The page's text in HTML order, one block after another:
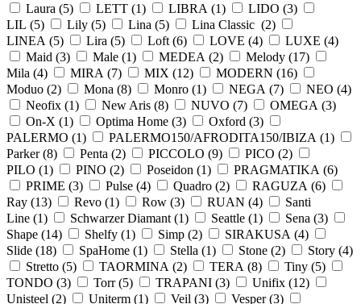
Laura (5) LETT (1) LIBRA (1) LIDO (3)
LIL (5) Lily (5) Lina (5) Lina Classic (2)
LINEA (5) Lira (5) Loft (6) LOVE (4) LUXE (4)
Maid (3) Male (1) MEDEA (2) Melody (17)
Mila (4) MIRA (7) MIX (12) MODERN (16)
Moduo (2) Mona (8) Monro (1) NEGA (7) NEO (4)
Neofix (1) New Aris (8) NUVO (7) OMEGA (3)
On-X (1) Optima Home (3) Oxford (3)
PALERMO (1) PALERMO150/AFRODITA150/IBIZA (1)
Parker (8) Penta (2) PICCOLO (9) PICO (2)
PILO (1) PINO (2) Poseidon (1) PRAGMATIKA (6)
PRIME (3) Pulse (4) Quadro (2) RAGUZA (6)
Ray (13) Revo (1) Row (3) RUAN (4)
Santi
Line (1) Schwarzer Diamant (1) Seattle (1) Sena (3)
Shape (14) Shelfy (1) Simp (2) SIRAKUSA (4)
Slide (18) SpaHome (1) Stella (1) Stone (2) Story (4)
Stretto (5) TAORMINA (2) TERA (8) Tiny (5)
TONDO (3) Torr (5) TRAPANI (3) Unifix (12)
Unisteel (2) Uniterm (1) Veil (3) Vesper (3)